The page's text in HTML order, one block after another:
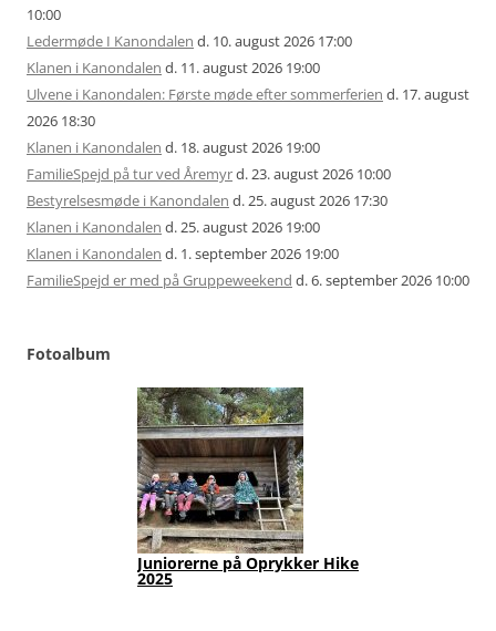
10:00
Ledermøde I Kanondalen d. 10. august 2026 17:00
Klanen i Kanondalen d. 11. august 2026 19:00
Ulvene i Kanondalen: Første møde efter sommerferien d. 17. august
2026 18:30
Klanen i Kanondalen d. 18. august 2026 19:00
FamilieSpejd på tur ved Åremyrd. 23. august 2026 10:00
Bestyrelsesmøde i Kanondalen d. 25. august 2026 17:30
Klanen i Kanondalen d. 25. august 2026 19:00
Klanen i Kanondalen d. 1. september 2026 19:00
FamilieSpejd er med på Gruppeweekend d. 6. september 2026 10:00
Fotoalbum
Juniorerne på Oprykker Hike
2025